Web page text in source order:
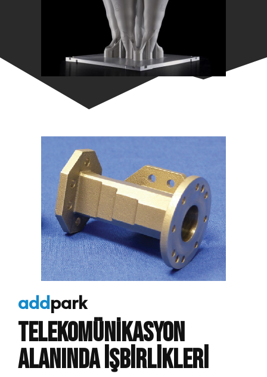
addpark
TELEKOMÜNİkasyon
alanında işbirlikleri